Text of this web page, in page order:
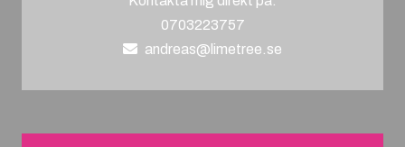
0703223757
andreas@limetree.se